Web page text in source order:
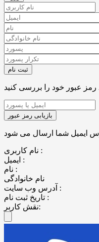
نام کاربری :
ایمیل :
نام :
نام خانوادگی
آدرس وب سایت :
تاریخ ثبت نام :
نقش کاربر: